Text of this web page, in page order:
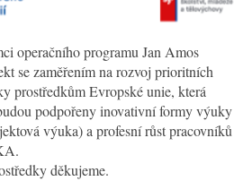
operačního programu Jan Amos
se zaměřením na rozvoj prioritních
prostředkům Evropské unie, která
podpořeny inovativní formy výuky
výuka) a profesní růst pracovníků
děkujeme.